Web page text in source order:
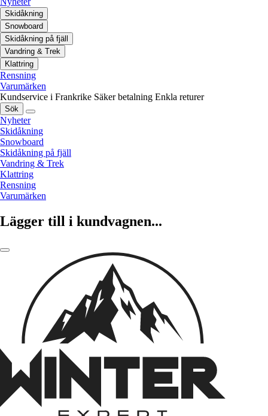
Skidåkning
Snowboard
Skidåkning på fjäll
Vandring & Trek
Klattring
Rensning
Varumärken
Kundservice i Frankrike Säker betalning Enkla returer
Sök
Nyheter
Skidåkning
Snowboard
Skidåkning på fjäll
Vandring & Trek
Klattring
Rensning
Varumärken
Lägger till i kundvagnen...